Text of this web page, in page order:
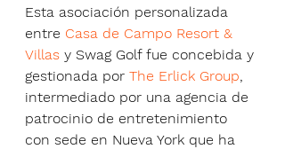
Esta asociación personalizada
entre Casa de Campo Resort &
Villas y Swag Golf fue concebida y
gestionada por The Erlick Group,
intermediado por una agencia de
patrocinio de entretenimiento
con sede en Nueva York que ha